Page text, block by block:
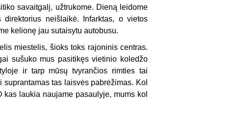
savaitgalį, užtrukome. Dieną leidome
neišlaikė. Infarktas, o vietos
kelionę jau sutaisytu autobusu.
miestelis, šioks toks rajoninis centras.
sušuko mus pasitikęs vietinio koledžo
ir tarp mūsų tvyrančios rimties tai
tas laisvės pabrėžimas. Kol
laukia naujame pasaulyje, mums kol